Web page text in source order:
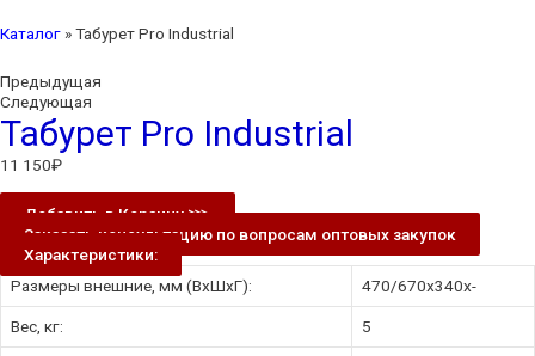
Каталог »Табурет Pro Industrial
Предыдущая
Следующая
Табурет Pro Industrial
11 150₽
Добавить в Корзину ⋙
Заказать консультацию по вопросам оптовых закупок
Характеристики:
Размеры внешние, мм (ВхШхГ):
470/670x340x-
Вес, кг: 5